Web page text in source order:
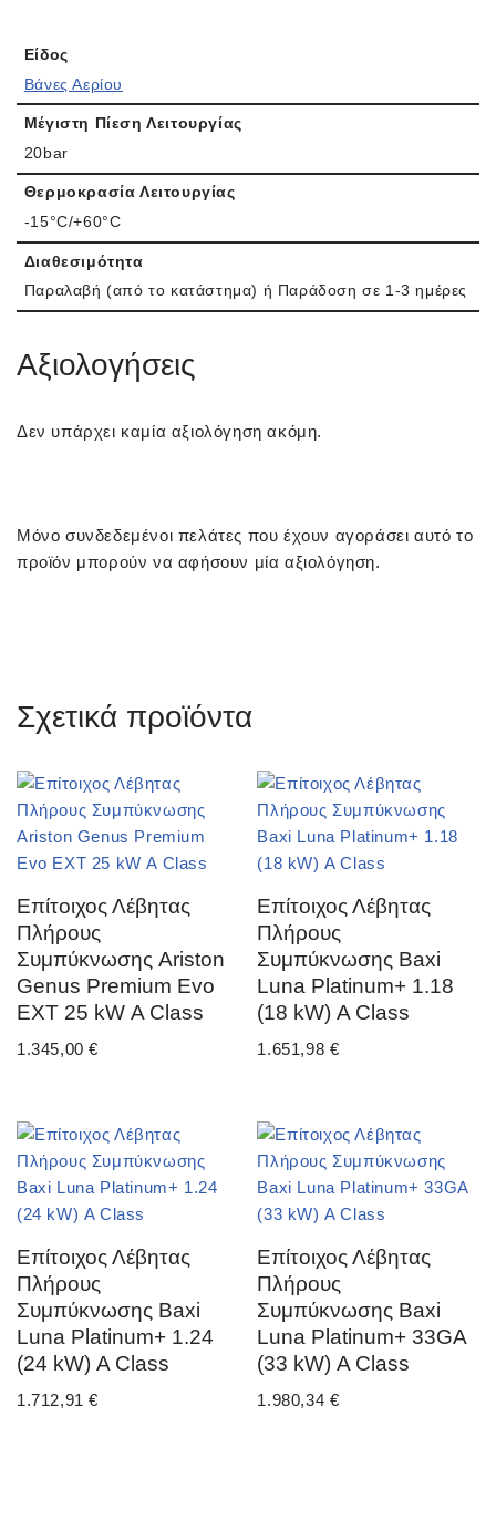
Είδος
Βάνες Αερίου
Μέγιστη Πίεση Λειτουργίας
20bar
Θερμοκρασία Λειτουργίας
-15°C/+60°C
Διαθεσιμότητα
Παραλαβή (από το κατάστημα) ή Παράδοση σε 1-3 ημέρες
Αξιολογήσεις
Δεν υπάρχει καμία αξιολόγηση ακόμη.
Μόνο συνδεδεμένοι πελάτες που έχουν αγοράσει αυτό το
προϊόν μπορούν να αφήσουν μία αξιολόγηση.
Σχετικά προϊόντα
Επίτοιχος Λέβητας
Πλήρους
Συμπύκνωσης Ariston
Genus Premium Evo
EXT 25 kW Α Class
1.345,00€
Επίτοιχος Λέβητας
Πλήρους
Συμπύκνωσης Baxi
Luna Platinum+ 1.18
(18 kW) Α Class
1.651,98 €
Επίτοιχος Λέβητας
Πλήρους
Συμπύκνωσης Baxi
Luna Platinum+ 1.24
(24 kW) Α Class
1.712,91€
Επίτοιχος Λέβητας
Πλήρους
Συμπύκνωσης Baxi
Luna Platinum+ 33GA
(33 kW) Α Class
1.980,34 €